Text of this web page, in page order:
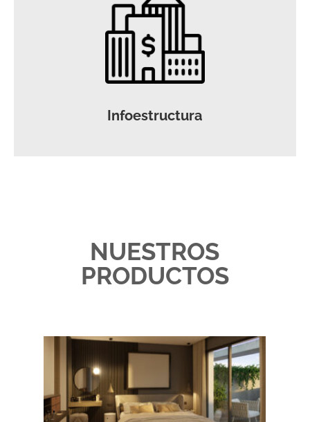
Infoestructura
NUESTROS
PRODUCTOS